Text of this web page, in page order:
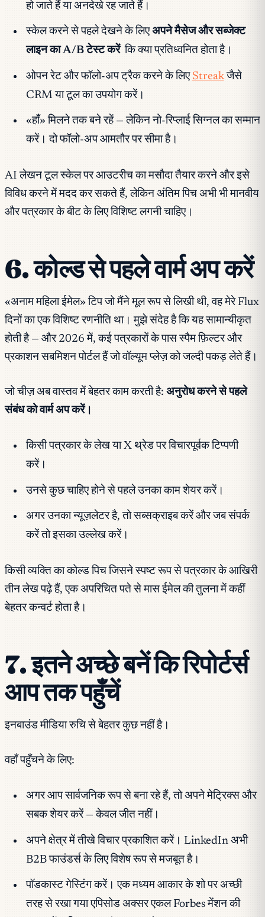
हो जाते हैं या अनदेखे रह जाते हैं।
स्केल करने से पहले देखने के लिएअपने मैसेज और सब्जेक्ट
लाइन का A/B टेस्ट करें कि क्या प्रतिध्वनित होता है।
ओपन रेट और फॉलो-अप ट्रैक करने के लिए Streakजैसे
CRM या टूल का उपयोग करें।
«हाँ» मिलने तक बने रहें — लेकिन नो-रिप्लाई सिग्नल का सम्मान
करें। दो फॉलो-अप आमतौर पर सीमा है।
AI लेखन टूल स्केल पर आउटरीच का मसौदा तैयार करने और इसे
विविध करने में मदद कर सकते हैं, लेकिन अंतिम पिच अभी भी मानवीय
और पत्रकार के बीट के लिए विशिष्ट लगनी चाहिए।
6. कोल्ड से पहले वार्म अप करें
«अनाम महिला ईमेल» टिप जो मैंने मूल रूप से लिखी थी, वह मेरे Flux
दिनों का एक विशिष्ट रणनीति था। मुझे संदेह है कि यह सामान्यीकृत
होती है — और 2026 में, कई पत्रकारों के पास स्पैम फ़िल्टर और
प्रकाशन सबमिशन पोर्टल हैं जो वॉल्यूम प्लेज़ को जल्दी पकड़ लेते हैं।
जो चीज़ अब वास्तव में बेहतर काम करती है: अनुरोध करने से पहले
संबंध को वार्म अप करें।
किसी पत्रकार के लेख या X थ्रेड पर विचारपूर्वक टिप्पणी
करें।
उनसे कुछ चाहिए होने से पहले उनका काम शेयर करें।
अगर उनका न्यूज़लेटर है, तो सब्सक्राइब करें और जब संपर्क
करें तो इसका उल्लेख करें।
किसी व्यक्ति का कोल्ड पिच जिसने स्पष्ट रूप से पत्रकार के आखिरी
तीन लेख पढ़े हैं, एक अपरिचित पते से मास ईमेल की तुलना में कहीं
बेहतर कन्वर्ट होता है।
7. इतने अच्छे बनें कि रिपोर्टर्स
आप तक पहुँचें
इनबाउंड मीडिया रुचि से बेहतर कुछ नहीं है।
वहाँ पहुँचने के लिए:
अगर आप सार्वजनिक रूप से बना रहे हैं, तो अपने मेट्रिक्स और
सबक शेयर करें — केवल जीत नहीं।
अपने क्षेत्र में तीखे विचार प्रकाशित करें। LinkedIn अभी
B2B फाउंडर्स के लिए विशेष रूप से मजबूत है।
पॉडकास्ट गेस्टिंग करें। एक मध्यम आकार के शो पर अच्छी
तरह से रखा गया एपिसोड अक्सर एकल Forbes मेंशन की